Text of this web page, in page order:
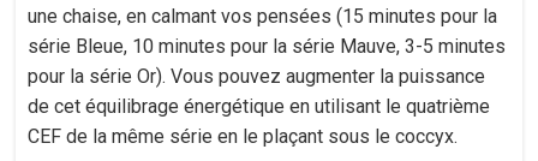
une chaise, en calmant vos pensées (15 minutes pour la
série Bleue, 10 minutes pour la série Mauve, 3-5 minutes
pour la série Or). Vous pouvez augmenter la puissance
de cet équilibrage énergétique en utilisant le quatrième
CEF de la même série en le plaçant sous le coccyx.